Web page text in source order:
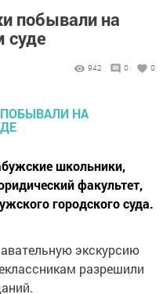
побывали на
суде
942 0 0
школьники,
факультет,
городского суда.
экскурсию
разрешили